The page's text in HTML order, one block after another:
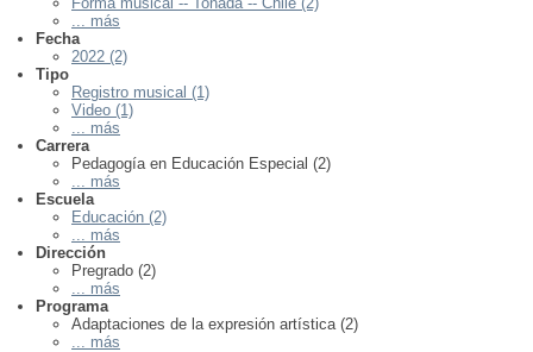
... más
Fecha
2022 (2)
Tipo
Registro musical (1)
Video (1)
... más
Carrera
Pedagogía en Educación Especial (2)
... más
Escuela
Educación (2)
... más
Dirección
Pregrado (2)
... más
Programa
Adaptaciones de la expresión artística (2)
... más